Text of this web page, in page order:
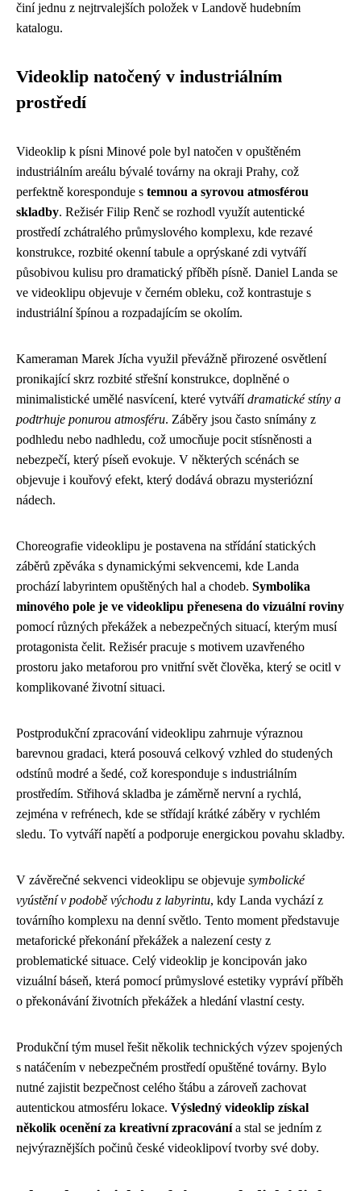
činí jednu z nejtrvalejších položek v Landově hudebním
katalogu.
Videoklip natočený v industriálním
prostředí
Videoklip k písni Minové pole byl natočen v opuštěném
industriálním areálu bývalé továrny na okraji Prahy, což
perfektně koresponduje s temnou a syrovou atmosférou
skladby. Režisér Filip Renč se rozhodl využít autentické
prostředí zchátralého průmyslového komplexu, kde rezavé
konstrukce, rozbité okenní tabule a oprýskané zdi vytváří
působivou kulisu pro dramatický příběh písně. Daniel Landa se
ve videoklipu objevuje v černém obleku, což kontrastuje s
industriální špínou a rozpadajícím se okolím.
Kameraman Marek Jícha využil převážně přirozené osvětlení
pronikající skrz rozbité střešní konstrukce, doplněné o
minimalistické umělé nasvícení, které vytvářídramatické stíny a
podtrhuje ponurou atmosféru. Záběry jsou často snímány z
podhledu nebo nadhledu, což umocňuje pocit stísněnosti a
nebezpečí, který píseň evokuje. V některých scénách se
objevuje i kouřový efekt, který dodává obrazu mysteriózní
nádech.
Choreografie videoklipu je postavena na střídání statických
záběrů zpěváka s dynamickými sekvencemi, kde Landa
prochází labyrintem opuštěných hal a chodeb. Symbolika
minového pole je ve videoklipu přenesena do vizuální roviny
pomocí různých překážek a nebezpečných situací, kterým musí
protagonista čelit. Režisér pracuje s motivem uzavřeného
prostoru jako metaforou pro vnitřní svět člověka, který se ocitl v
komplikované životní situaci.
Postprodukční zpracování videoklipu zahrnuje výraznou
barevnou gradaci, která posouvá celkový vzhled do studených
odstínů modré a šedé, což koresponduje s industriálním
prostředím. Střihová skladba je záměrně nervní a rychlá,
zejména v refrénech, kde se střídají krátké záběry v rychlém
sledu. To vytváří napětí a podporuje energickou povahu skladby.
V závěrečné sekvenci videoklipu se objevuje symbolické
vyústění v podobě východu z labyrintu, kdy Landa vychází z
továrního komplexu na denní světlo. Tento moment představuje
metaforické překonání překážek a nalezení cesty z
problematické situace. Celý videoklip je koncipován jako
vizuální báseň, která pomocí průmyslové estetiky vypráví příběh
o překonávání životních překážek a hledání vlastní cesty.
Produkční tým musel řešit několik technických výzev spojených
s natáčením v nebezpečném prostředí opuštěné továrny. Bylo
nutné zajistit bezpečnost celého štábu a zároveň zachovat
autentickou atmosféru lokace. Výsledný videoklip získal
několik ocenění za kreativní zpracovánía stal se jedním z
nejvýraznějších počinů české videoklipoví tvorby své doby.